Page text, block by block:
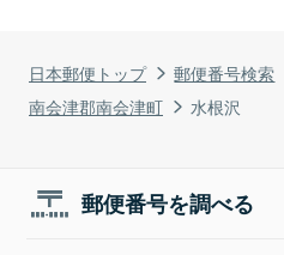
日本郵便トップ 郵便番号検索
南会津郡南会津町
水根沢
郵便番号を調べる